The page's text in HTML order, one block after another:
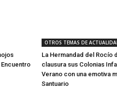
OTROS TEMAS DE
La Hermandad del Rocío
clausura sus Colonias
Verano con una emotiva
Santuario